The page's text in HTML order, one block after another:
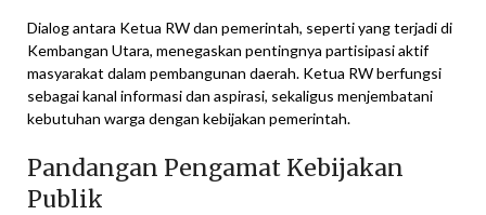
Dialog antara Ketua RW dan pemerintah, seperti yang terjadi di
Kembangan Utara, menegaskan pentingnya partisipasi aktif
masyarakat dalam pembangunan daerah. Ketua RW berfungsi
sebagai kanal informasi dan aspirasi, sekaligus menjembatani
kebutuhan warga dengan kebijakan pemerintah.
Pandangan Pengamat Kebijakan
Publik